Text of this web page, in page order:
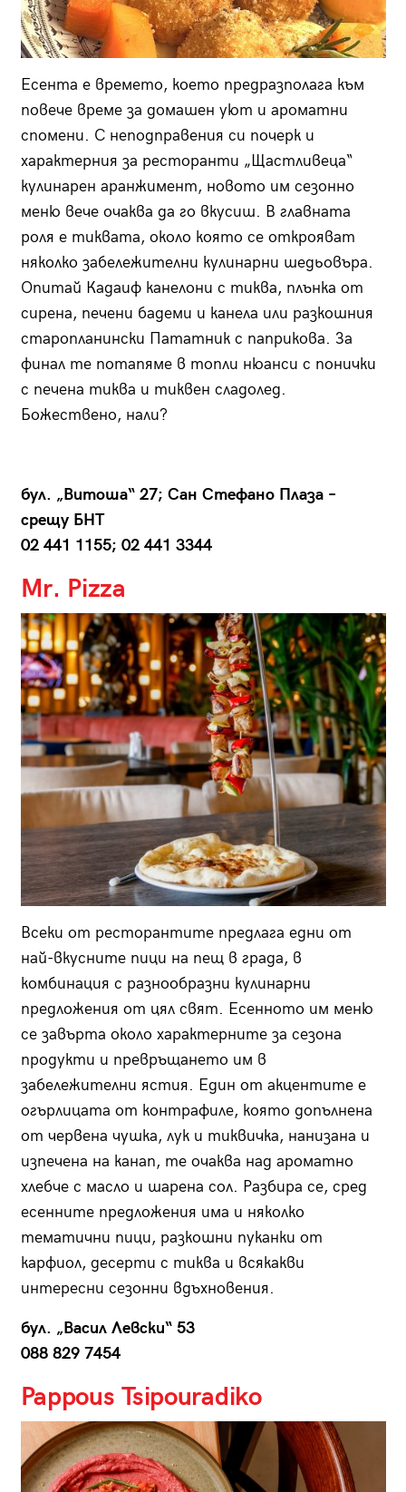
Есента е времето, което предразполага към
повече време за домашен уют и ароматни
спомени. С неподправения си почерк и
характерния за ресторанти „Щастливеца“
кулинарен аранжимент, новото им сезонно
меню вече очаква да го вкусиш. В главната
роля е тиквата, около която се открояват
няколко забележителни кулинарни шедьовъра.
Опитай Кадаиф канелони с тиква, плънка от
сирена, печени бадеми и канела или разкошния
старопланински Пататник с паприкова. За
финал те потапяме в топли нюанси с понички
с печена тиква и тиквен сладолед.
Божествено, нали?
бул. „Витоша“ 27; Сан Стефано Плаза –
срещу БНТ
02 441 1155; 02 441 3344
Mr. Pizza
Всеки от ресторантите предлага едни от
най-вкусните пици на пещ в града, в
комбинация с разнообразни кулинарни
предложения от цял свят. Есенното им меню
се завърта около характерните за сезона
продукти и превръщането им в
забележителни ястия. Един от акцентите е
огърлицата от контрафиле, която допълнена
от червена чушка, лук и тиквичка, нанизана и
изпечена на канап, те очаква над ароматно
хлебче с масло и шарена сол. Разбира се, сред
есенните предложения има и няколко
тематични пици, разкошни пуканки от
карфиол, десерти с тиква и всякакви
интересни сезонни вдъхновения.
бул. „Васил Левски“ 53
088 829 7454
Pappous Tsipouradiko